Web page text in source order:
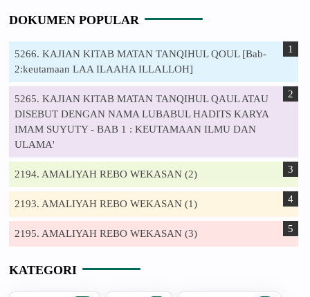
DOKUMEN POPULAR
5266. KAJIAN KITAB MATAN TANQIHUL QOUL [Bab-
2:keutamaan LAA ILAAHA ILLALLOH]
5265. KAJIAN KITAB MATAN TANQIHUL QAUL ATAU
DISEBUT DENGAN NAMA LUBABUL HADITS KARYA
IMAM SUYUTY - BAB 1 : KEUTAMAAN ILMU DAN
ULAMA'
2194. AMALIYAH REBO WEKASAN (2)
2193. AMALIYAH REBO WEKASAN (1)
2195. AMALIYAH REBO WEKASAN (3)
KATEGORI